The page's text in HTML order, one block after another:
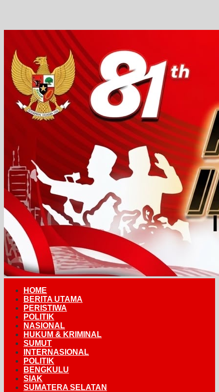
HOME
BERITA UTAMA
PERISTIWA
POLITIK
NASIONAL
HUKUM & KRIMINAL
SUMUT
INTERNASIONAL
POLITIK
BENGKULU
SIAK
SUMATERA SELATAN